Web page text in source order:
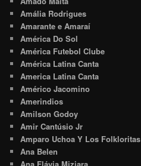
Amália Rodrigues
Amarante e Amaraí
América Do Sol
América Futebol Clube
América Latina Canta
America Latina Canta
Américo Jacomino
Amerindios
Amilson Godoy
Amir Cantúsio Jr
Amparo Uchoa Y Los Folkloritas
Ana Belen